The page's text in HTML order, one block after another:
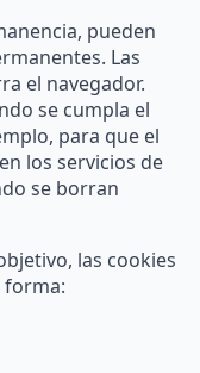
pueden
Las
el navegador.
se cumpla el
para que el
los servicios de
se borran
las cookies
forma: